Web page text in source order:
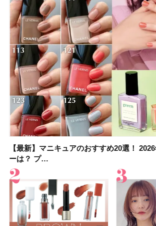
【最新】マニキュアのおすすめ20選！
ーは？ プ…
大野真理子さんのリピ買い「ブライトニン
の秘訣を公開
【最新】マニキュアのおすすめ20選！
ーは？ プ…
【2026夏】「香水・フレグランス」ラン
容マニア・マ…
【板野友美さんの美活】「実はうねりやす
す」美しいロングヘア…
【2026年夏】40代におすすめの髪型30選
入れが楽な…
【フォロー＆いいねで当たる】中国割烹旅
を1組2名様にプ…
【セザンヌ】「ブライトカラーシーラー」
に発売｜既存色…